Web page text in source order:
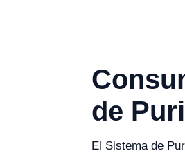
de
El Sistema de